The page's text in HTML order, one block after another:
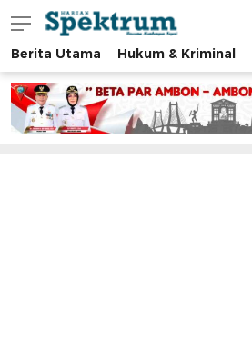
spektrumonline.com
Berita Utama Hukum & Kriminal